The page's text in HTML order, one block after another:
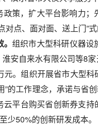
策，扩大平台影响力
点、面对面、送上门”式
组织市大型科研仪器设
安自来水有限公司等8
。组织开展省市大型
”的工作理念，承诺与省
平台购买省创新券支
少50%的创新研发成本。